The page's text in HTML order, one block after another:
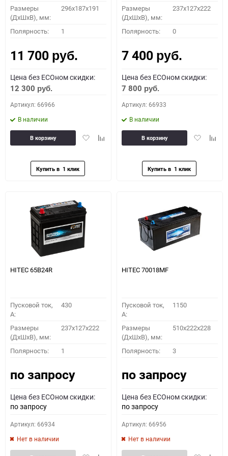
Размеры
(ДхШхВ), мм:
296х187х191
Полярность: 1
11 700 руб.
Цена без ECOном скидки:
12 300 руб.
Артикул: 66966
В наличии
ДобавитьДобавить
В корзину
Размеры
(ДхШхВ), мм:
237x127x222
Полярность: 0
7 400 руб.
Цена без ECOном скидки:
7 800 руб.
Артикул: 66933
В наличии
Добавить
В корзину
HITEC 65B24R
Пусковой ток,
A:
430
Размеры
(ДхШхВ), мм:
237x127x222
Полярность: 1
по запросу
Цена без ECOном скидки:
по запросу
Артикул: 66934
Нет в наличии
HITEC 70018MF
Пусковой ток,
A:
1150
Размеры
(ДхШхВ), мм:
510x222x228
Полярность: 3
по запросу
Цена без ECOном скидки:
по запросу
Артикул: 66956
Нет в наличии